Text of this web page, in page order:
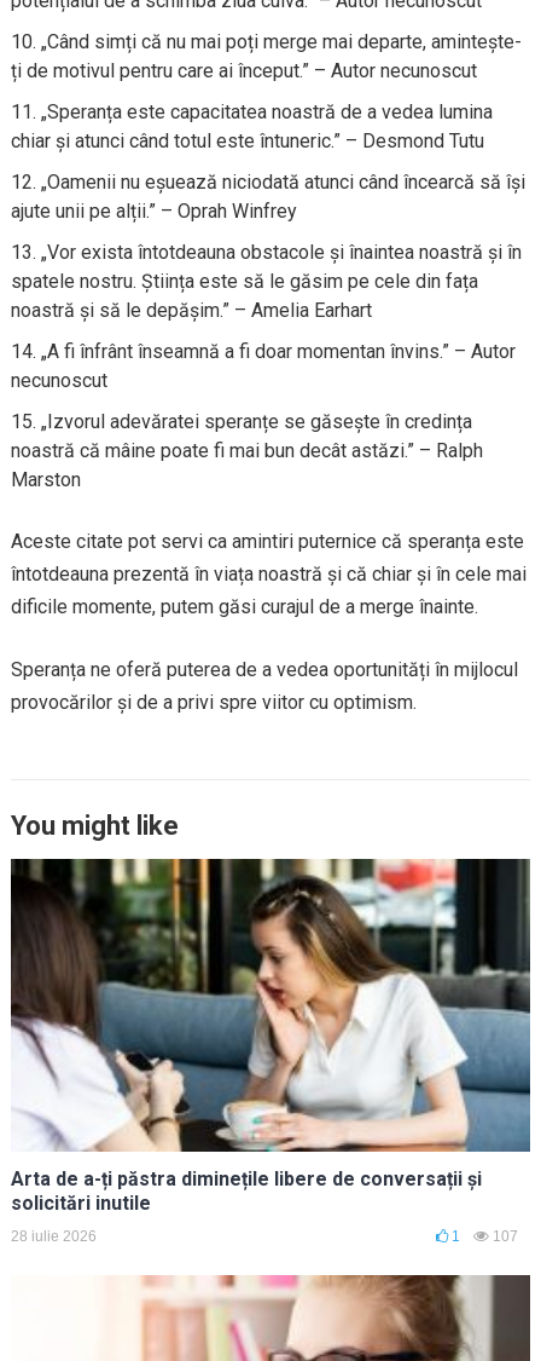
„Când simți că nu mai poți merge mai departe, amintește-
ți de motivul pentru care ai început.” – Autor necunoscut
„Speranța este capacitatea noastră de a vedea lumina
chiar și atunci când totul este întuneric.” – Desmond Tutu
„Oamenii nu eșuează niciodată atunci când încearcă să își
ajute unii pe alții.” – Oprah Winfrey
„Vor exista întotdeauna obstacole și înaintea noastră și în
spatele nostru. Știința este să le găsim pe cele din fața
noastră și să le depășim.” – Amelia Earhart
„A fi înfrânt înseamnă a fi doar momentan învins.” – Autor
necunoscut
„Izvorul adevăratei speranțe se găsește în credința
noastră că mâine poate fi mai bun decât astăzi.” – Ralph
Marston
Aceste citate pot servi ca amintiri puternice că speranța este
întotdeauna prezentă în viața noastră și că chiar și în cele mai
dificile momente, putem găsi curajul de a merge înainte.
Speranța ne oferă puterea de a vedea oportunități în mijlocul
provocărilor și de a privi spre viitor cu optimism.
You might like
Arta de a-ți păstra diminețile libere de conversații și
solicitări inutile
28 iulie 2026 1 107